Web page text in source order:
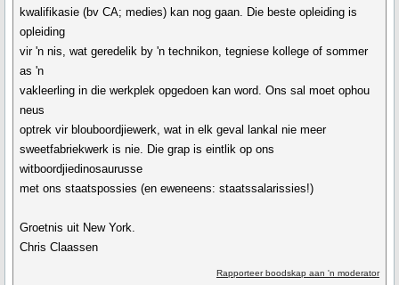
kwalifikasie (bv CA; medies) kan nog gaan. Die beste opleiding is
opleiding
vir 'n nis, wat geredelik by 'n technikon, tegniese kollege of sommer
as 'n
vakleerling in die werkplek opgedoen kan word. Ons sal moet ophou
neus
optrek vir blouboordjiewerk, wat in elk geval lankal nie meer
sweetfabriekwerk is nie. Die grap is eintlik op ons
witboordjiedinosaurusse
met ons staatspossies (en eweneens: staatssalarissies!)
Groetnis uit New York.
Chris Claassen
Rapporteer boodskap aan 'n moderator